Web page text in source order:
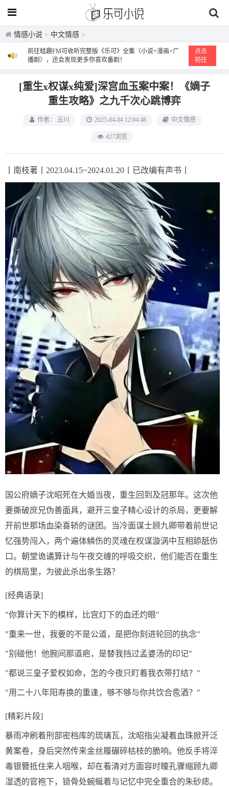
情感小说 > 中文情感 >
前往蛙趣FM可收听完整版《乐可》全集（小说+漫画+广
播剧），还会发现更多你喜欢番剧！
点击
前往
[重生x权谋x纯爱]深宫血玉案中案！《嫡子
重生攻略》之九千次心跳博弈
作者： 云川 2025-04-04 12:04:48 中文情感
427浏览
丨南枝著丨2023.04.15~2024.01.20丨已改编有声书丨
国公府嫡子沈昭死在大婚当夜，重生回到及冠那年。这次他
要撕破庶兄伪善面具，避开三皇子精心设计的杀局，更要解
开前世那场血染喜轿的谜团。当冷面谋士顾九卿带着前世记
忆强势闯入，两个遍体鳞伤的灵魂在权谋漩涡中互相舔舐伤
口。朝堂诡谲算计与午夜交缠的呼吸交织，他们能否在重生
的棋局里，为彼此杀出条生路？
[经典语录]
"你算计天下的模样，比宫灯下的血还灼眼"
"重来一世，我要的不是公道，是把你刻进轮回的执念"
"别碰他！他腕间那道疤，是替我挡过孟婆汤的印记"
"都说三皇子爱权如命，怎的今夜只盯着我衣带打结？"
"用二十八年阳寿换的重逢，够不够与你共饮合卺酒？"
[精彩片段]
暴雨冲刷着刑部密档库的琉璃瓦，沈昭指尖凝着血珠掀开泛
黄案卷，身后突然传来金丝履碾碎枯枝的脆响。他反手将淬
毒银簪抵住来人咽喉，却在看清对方面容时瞳孔骤缩顾九卿
湿透的官袍下，锁骨处蜿蜒着与记忆中完全重合的朱砂痣。